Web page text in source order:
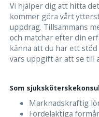
Vi hjälper dig att hitta
kommer göra vårt
uppdrag. Tillsammans
och matchar efter din
känna att du har ett
vars uppgift är att se till
Som
Marknadskraftig
Fördelaktiga